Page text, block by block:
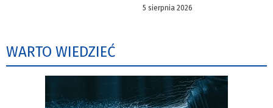
5 sierpnia 2026
WARTO WIEDZIEĆ